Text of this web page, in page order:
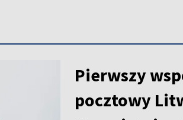
Pierwszy
pocztowy